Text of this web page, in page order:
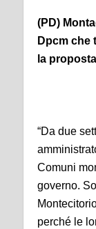
(PD)
Dpcm che
la
“Da due
Comuni
governo.
perché le